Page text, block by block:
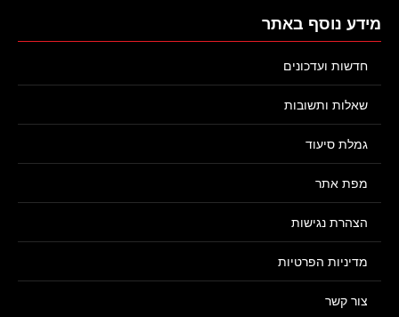
מידע נוסף באתר
חדשות ועדכונים
שאלות ותשובות
גמלת סיעוד
מפת אתר
הצהרת נגישות
מדיניות הפרטיות
צור קשר